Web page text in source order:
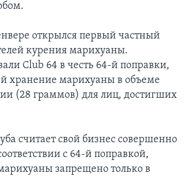
открылся первый частный
курения марихуаны.
Club 64 в честь 64-й поправки,
хранение марихуаны в объеме
(28 граммов) для лиц, достигших
считает свой бизнес совершенно
с 64-й поправкой,
запрещено только в